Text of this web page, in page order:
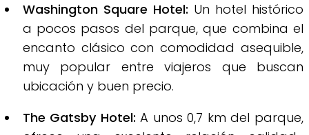
Washington Square Hotel: Un hotel histórico
a pocos pasos del parque, que combina el
encanto clásico con comodidad asequible,
muy popular entre viajeros que buscan
ubicación y buen precio.
The Gatsby Hotel: A unos 0,7 km del parque,